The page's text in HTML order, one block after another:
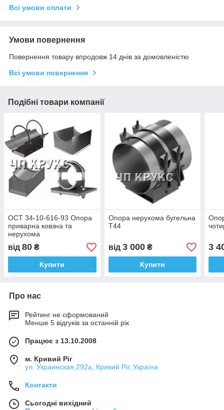
Всі умови оплати
Умови повернення
Повернення товару впродовж 14 днів за домовленістю
Всі умови повернення
Подібні товари компанії
ОСТ 34-10-616-93 Опора
приварна ковзна та
нерухома
від 80 ₴
Купити
Опора нерухома бугельна
Т44
від 3 000₴
Купити
3
Про нас
Рейтинг не сформований
Менше 5 відгуків за останній рік
Працює з 13.10.2008
м. Кривий Ріг
ул. Украинская,292а, Кривий Ріг, Україна
Контакти
Сьогодні вихідний